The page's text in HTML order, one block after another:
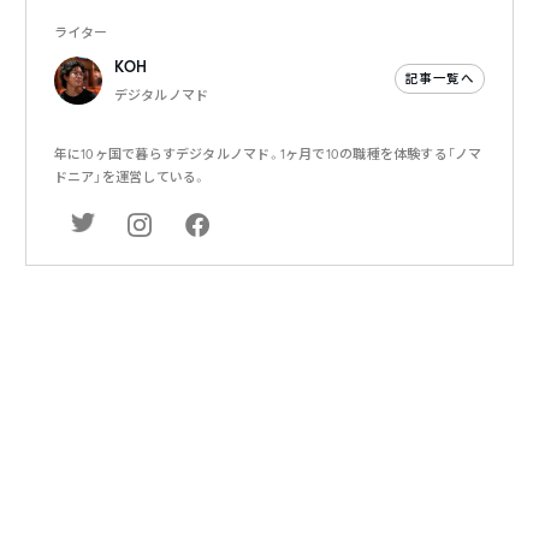
ライター
KOH
デジタルノマド
記事一覧へ
年に10ヶ国で暮らすデジタルノマド。1ヶ月で10の職種を体験する「ノマ
ドニア」を運営している。